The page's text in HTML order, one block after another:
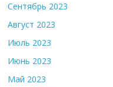
Сентябрь 2023
Август 2023
Июль 2023
Июнь 2023
Май 2023